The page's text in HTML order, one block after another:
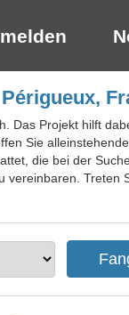
Das Projekt hilft
Sie
die bei der
Treten